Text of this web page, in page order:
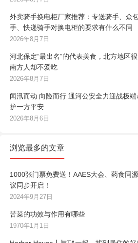
外卖骑手换电柜厂家推荐：专送骑手、众
手、快递骑手对换电柜的要求有什么不同
2026年8月7日
河北保定“最出名”的代表美食，北方地区很
南方人却不爱吃
2026年8月7日
闻汛而动 向险而行 通河公安全力迎战极
护一方平安
2026年8月6日
浏览最多的文章
1000张门票免费送！AAES大会、药食同
议同步开启！
2024年9月27日
苦菜的功效与作用有哪些
1970年1月1日